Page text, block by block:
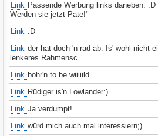
Link Passende Werbung links daneben.
Werden sie jetzt Pate!"
Link :D
Link der hat doch 'n rad ab. Is' wohl nicht
lenkeres Rahmensc...
Link bohr'n to be wiiiiild
Link Rüdiger is'n Lowlander:)
Link Ja verdumpt!
Link würd mich auch mal interessiern;)